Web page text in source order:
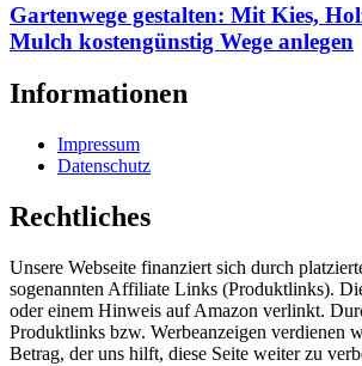
Gartenwege gestalten: Mit Kies,
Mulch kostengünstig Wege anlegen
Informationen
Impressum
Datenschutz
Rechtliches
Unsere Webseite finanziert sich durch
sogenannten Affiliate Links (Produktlinks).
oder einem Hinweis auf Amazon verlinkt.
Produktlinks bzw. Werbeanzeigen verdienen
Betrag, der uns hilft, diese Seite weiter zu